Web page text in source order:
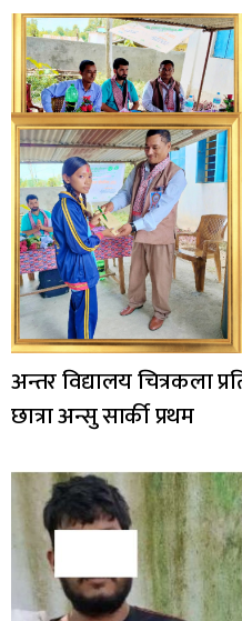
अन्तर विद्यालय चित्रकला
छात्रा अन्सु सार्की प्रथम